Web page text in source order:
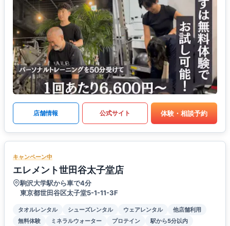
店舗情報 公式サイト 体験・相談予約
キャンペーン中
エレメント世田谷太子堂店
駒沢大学駅から車で4分
東京都世田谷区太子堂5-1-11-3F
タオルレンタル シューズレンタル ウェアレンタル
他店舗利用
無料体験
ミネラルウォーター プロテイン 駅から5分以内